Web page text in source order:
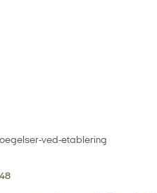
ved-etablering